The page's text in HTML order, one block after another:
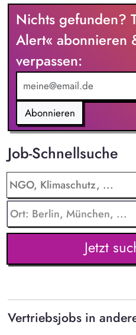
Nichts gefunden?
Alert« abonnieren
verpassen:
Abonnieren
Job-Schnellsuche
Jetzt
Vertriebsjobs in